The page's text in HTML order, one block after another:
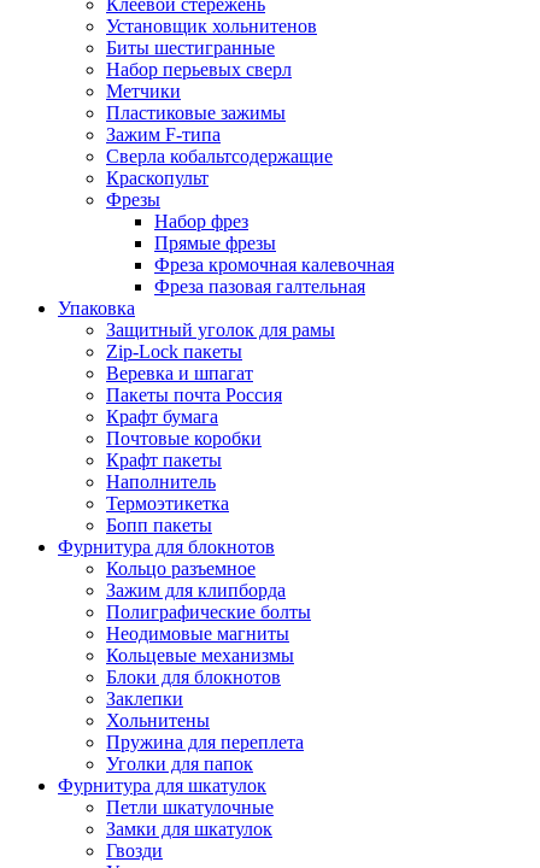
Клеевой стережень
Установщик хольнитенов
Биты шестигранные
Набор перьевых сверл
Метчики
Пластиковые зажимы
Зажим F-типа
Сверла кобальтсодержащие
Краскопульт
Фрезы
Набор фрез
Прямые фрезы
Фреза кромочная калевочная
Фреза пазовая галтельная
Упаковка
Защитный уголок для рамы
Zip-Lock пакеты
Веревка и шпагат
Пакеты почта Россия
Крафт бумага
Почтовые коробки
Крафт пакеты
Наполнитель
Термоэтикетка
Бопп пакеты
Фурнитура для блокнотов
Кольцо разъемное
Зажим для клипборда
Полиграфические болты
Неодимовые магниты
Кольцевые механизмы
Блоки для блокнотов
Заклепки
Хольнитены
Пружина для переплета
Уголки для папок
Фурнитура для шкатулок
Петли шкатулочные
Замки для шкатулок
Гвозди